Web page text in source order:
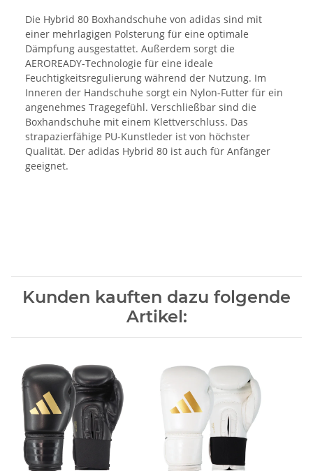
Die Hybrid 80 Boxhandschuhe von adidas sind mit
einer mehrlagigen Polsterung für eine optimale
Dämpfung ausgestattet. Außerdem sorgt die
AEROREADY-Technologie für eine ideale
Feuchtigkeitsregulierung während der Nutzung. Im
Inneren der Handschuhe sorgt ein Nylon-Futter für ein
angenehmes Tragegefühl. Verschließbar sind die
Boxhandschuhe mit einem Klettverschluss. Das
strapazierfähige PU-Kunstleder ist von höchster
Qualität. Der adidas Hybrid 80 ist auch für Anfänger
geeignet.
Kunden kauften dazu folgende
Artikel: